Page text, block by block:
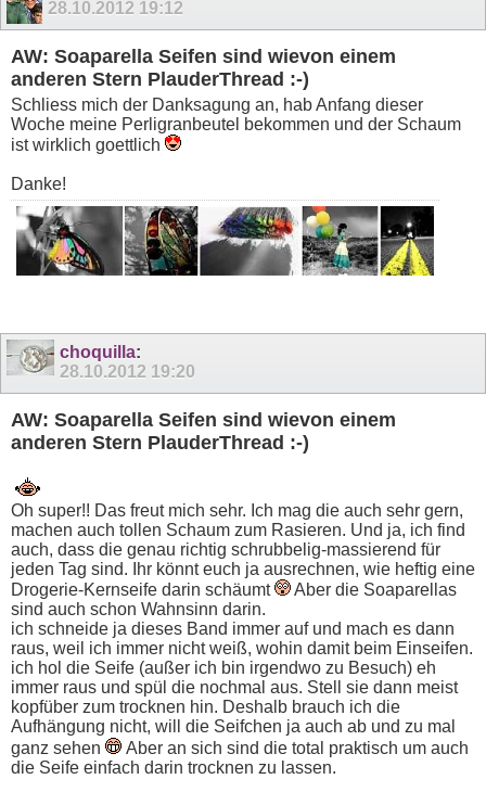
28.10.2012 19:12
AW: Soaparella Seifen sind wievon einem
anderen Stern PlauderThread :-)
Schliess mich der Danksagung an, hab Anfang dieser
Woche meine Perligranbeutel bekommen und der Schaum
ist wirklich goettlich
Danke!
choquilla:
28.10.2012 19:20
AW: Soaparella Seifen sind wievon einem
anderen Stern PlauderThread :-)
Oh super!! Das freut mich sehr. Ich mag die auch sehr gern,
machen auch tollen Schaum zum Rasieren. Und ja, ich find
auch, dass die genau richtig schrubbelig-massierend für
jeden Tag sind. Ihr könnt euch ja ausrechnen, wie heftig eine
Drogerie-Kernseife darin schäumt
Aber die Soaparellas
sind auch schon Wahnsinn darin.
ich schneide ja dieses Band immer auf und mach es dann
raus, weil ich immer nicht weiß, wohin damit beim Einseifen.
ich hol die Seife (außer ich bin irgendwo zu Besuch) eh
immer raus und spül die nochmal aus. Stell sie dann meist
kopfüber zum trocknen hin. Deshalb brauch ich die
Aufhängung nicht, will die Seifchen ja auch ab und zu mal
ganz sehen
Aber an sich sind die total praktisch um auch
die Seife einfach darin trocknen zu lassen.